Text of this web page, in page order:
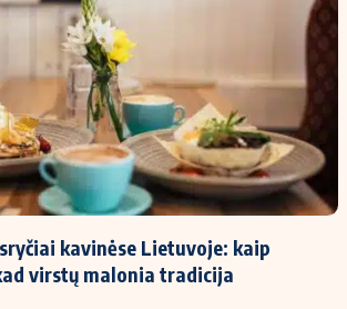
Titulinis
Nedarbo išmokos skaičiuoklė
Indėliai
Būsto finansai
kavinėse Lietuvoje: kaip
virstų malonia tradicija